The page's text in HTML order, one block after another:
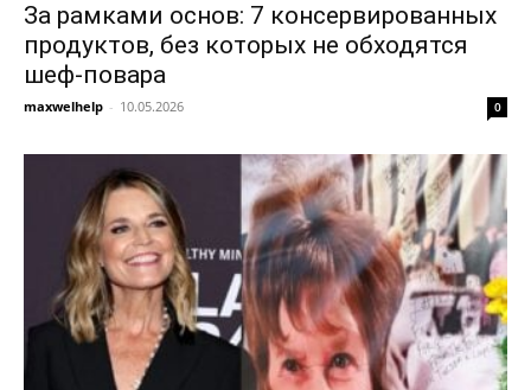
За рамками основ: 7 консервированных
продуктов, без которых не обходятся
шеф-повара
maxwelhelp - 10.05.2026 0